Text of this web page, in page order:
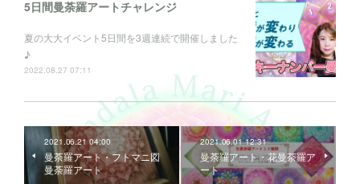
5日間曼荼羅アートチャレンジ
夏の大大イベント5日間を3週連続で開催しました
♪
2022.08.27 07:11
2021.06.21 04:00
曼荼羅アート・フトマニ図
曼荼羅アート
2021.06.01 12:31
曼荼羅アート・花曼荼羅ア
ート